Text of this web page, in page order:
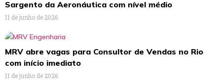
Sargento da Aeronáutica com nível médio
11 de junho de 2026
MRV abre vagas para Consultor de Vendas no Rio
com início imediato
11 de junho de 2026